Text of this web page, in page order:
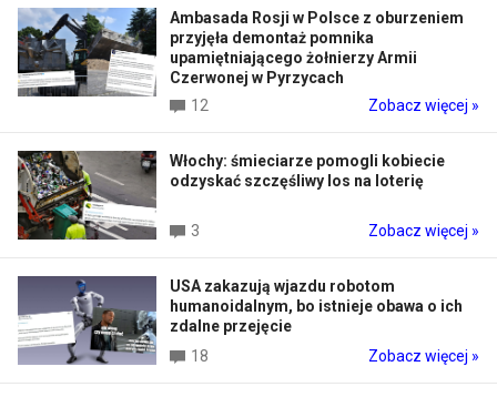
Ambasada Rosji w Polsce z oburzeniem
przyjęła demontaż pomnika
upamiętniającego żołnierzy Armii
Czerwonej w Pyrzycach
12
Zobacz więcej »
Włochy: śmieciarze pomogli kobiecie
odzyskać szczęśliwy los na loterię
3 Zobacz więcej »
USA zakazują wjazdu robotom
humanoidalnym, bo istnieje obawa o ich
zdalne przejęcie
18
Zobacz więcej »